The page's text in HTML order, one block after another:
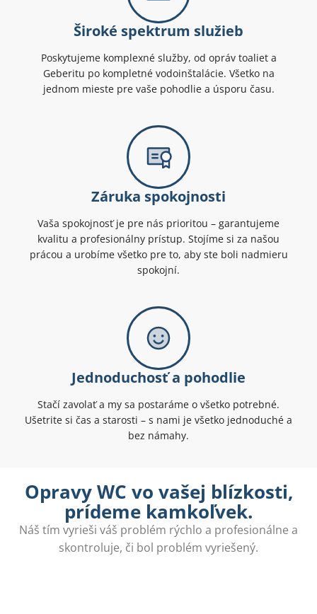
Široké spektrum služieb
Poskytujeme komplexné služby, od opráv toaliet a
Geberitu po kompletné vodoinštalácie. Všetko na
jednom mieste pre vaše pohodlie a úsporu času.
Záruka spokojnosti
Vaša spokojnosť je pre nás prioritou – garantujeme
kvalitu a profesionálny prístup. Stojíme si za našou
prácou a urobíme všetko pre to, aby ste boli nadmieru
spokojní.
Jednoduchosť a pohodlie
Stačí zavolať a my sa postaráme o všetko potrebné.
Ušetrite si čas a starosti – s nami je všetko jednoduché a
bez námahy.
Opravy WC vo vašej blízkosti,
prídeme kamkoľvek.
Náš tím vyrieši váš problém rýchlo a profesionálne a
skontroluje, či bol problém vyriešený.